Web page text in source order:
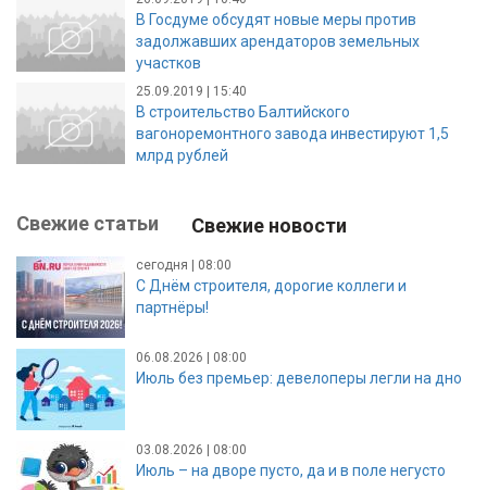
В Госдуме обсудят новые меры против
задолжавших арендаторов земельных
участков
25.09.2019 | 15:40
В строительство Балтийского
вагоноремонтного завода инвестируют 1,5
млрд рублей
Свежие статьи Свежие новости
сегодня | 08:00
С Днём строителя, дорогие коллеги и
партнёры!
06.08.2026 | 08:00
Июль без премьер: девелоперы легли на дно
03.08.2026 | 08:00
Июль – на дворе пусто, да и в поле негусто